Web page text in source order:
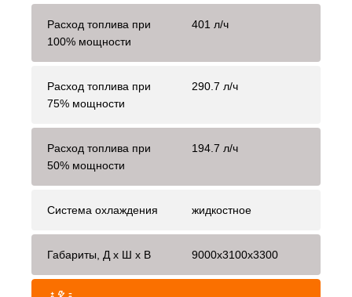
Расход топлива при
100% мощности
401 л/ч
Расход топлива при
75% мощности
290.7 л/ч
Расход топлива при
50% мощности
194.7 л/ч
Система охлаждения жидкостное
Габариты, Д x Ш x В 9000x3100x3300